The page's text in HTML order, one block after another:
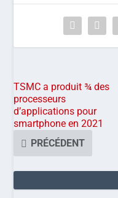
TSMC a produit ¾ des
processeurs
d’applications pour
smartphone en 2021
PRÉCÉDENT